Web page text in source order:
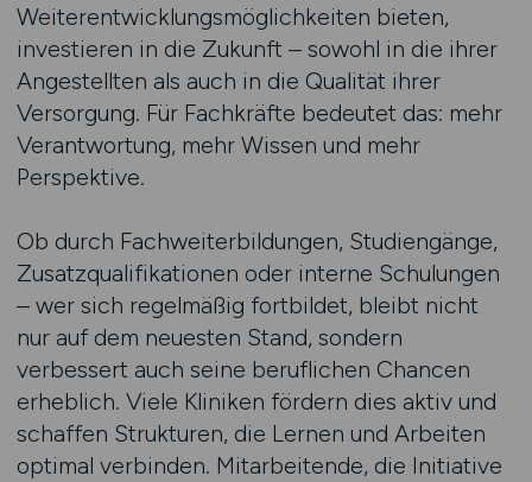
Weiterentwicklungsmöglichkeiten bieten,
investieren in die Zukunft – sowohl in die ihrer
Angestellten als auch in die Qualität ihrer
Versorgung. Für Fachkräfte bedeutet das: mehr
Verantwortung, mehr Wissen und mehr
Perspektive.
Ob durch Fachweiterbildungen, Studiengänge,
Zusatzqualifikationen oder interne Schulungen
– wer sich regelmäßig fortbildet, bleibt nicht
nur auf dem neuesten Stand, sondern
verbessert auch seine beruflichen Chancen
erheblich. Viele Kliniken fördern dies aktiv und
schaffen Strukturen, die Lernen und Arbeiten
optimal verbinden. Mitarbeitende, die Initiative